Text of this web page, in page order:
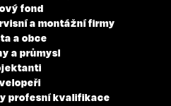
fond
a montážní firmy
a obce
a průmysl
profesní kvalifikace